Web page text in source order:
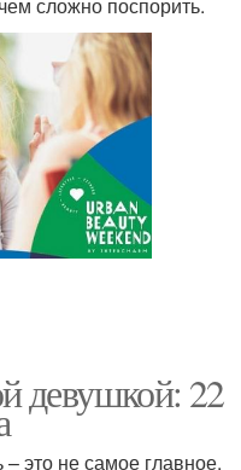
девушкой: 22
это не самое главное,